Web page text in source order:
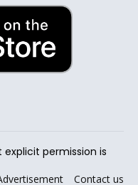
permission is
Contact us